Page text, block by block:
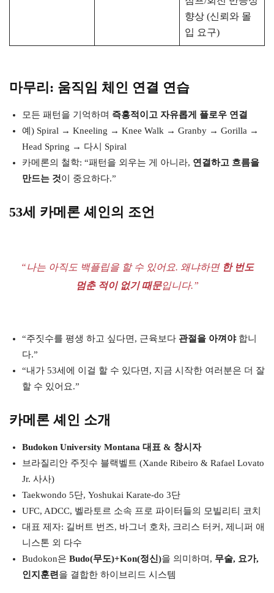
향상 (신뢰와 몰
입 요구)
마무리: 움직임 체인 연결 연습
모든 패턴을 기억하며 즉흥적이고 자유롭게 플로우 연결
예) Spiral → Kneeling → Knee Walk → Granby → Gorilla →
Head Spring → 다시 Spiral
카메론의 철학: “패턴을 외우는 게 아니라, 연결하고 흐름을
만드는 것이 중요하다.”
53세 카메론 셰인의 조언
“나는 아직도 백플립을 할 수 있어요. 왜냐하면 한 번도
멈춘 적이 없기 때문입니다.”
“주짓수를 평생 하고 싶다면, 근육보다 관절을 아껴야합니
다.”
“내가 53세에 이걸 할 수 있다면, 지금 시작한 여러분은 더 잘
할 수 있어요.”
카메론 셰인 소개
Budokon University Montana 대표 & 창시자
브라질리안 주짓수 블랙벨트 (Xande Ribeiro & Rafael Lovato
Jr. 사사)
Taekwondo 5단, Yoshukai Karate-do 3단
UFC, ADCC, 벨라토르 소속 프로 파이터들의 모빌리티 코치
대표 제자: 길버트 번즈, 바그너 호차, 크리스 터커, 제니퍼 애
니스톤 외 다수
Budokon은 Budo(무도)+Kon(정신)을 의미하며, 무술, 요가,
인지훈련을 결합한 하이브리드 시스템